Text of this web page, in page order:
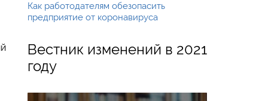
Как работодателям обезопасить
предприятие от коронавируса
Вестник изменений в 2021
году